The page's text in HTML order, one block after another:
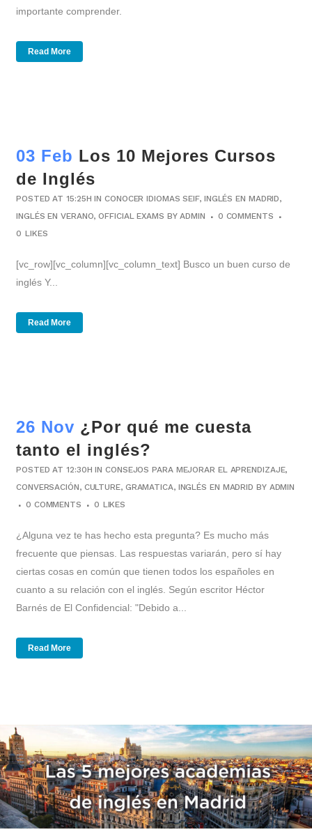
importante comprender.
Read More
03 Feb Los 10 Mejores Cursos
de Inglés
POSTED AT 15:25H INCONOCER IDIOMAS SEIF, INGLÉS EN MADRID,
INGLÉS EN VERANO,OFFICIAL EXAMS BYADMIN
0 COMMENTS
0 LIKES
[vc_row][vc_column][vc_column_text] Busco un buen curso de
inglés Y...
Read More
26 Nov ¿Por qué me cuesta
tanto el inglés?
POSTED AT 12:30H INCONSEJOS PARA MEJORAR EL APRENDIZAJE,
CONVERSACIÓN, CULTURE, GRAMATICA, INGLÉS EN MADRID BY ADMIN
0 COMMENTS
0 LIKES
¿Alguna vez te has hecho esta pregunta? Es mucho más
frecuente que piensas. Las respuestas variarán, pero sí hay
ciertas cosas en común que tienen todos los españoles en
cuanto a su relación con el inglés. Según escritor Héctor
Barnés de El Confidencial: "Debido a...
Read More